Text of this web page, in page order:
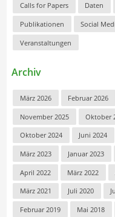
Calls for Papers Daten
Publikationen Social
Veranstaltungen
Archiv
März 2026 Februar 2026
November 2025 Oktober
Oktober 2024 Juni 2024
März 2023 Januar 2023
April 2022 März 2022
März 2021 Juli 2020
Februar 2019 Mai 2018